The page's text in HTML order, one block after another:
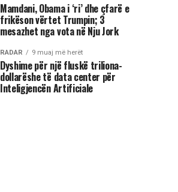
Mamdani, Obama i ‘ri’ dhe çfarë e
frikëson vërtet Trumpin; 3
mesazhet nga vota në Nju Jork
RADAR 9 muaj më herët
Dyshime për një fluskë triliona-
dollarëshe të data center për
Inteligjencën Artificiale